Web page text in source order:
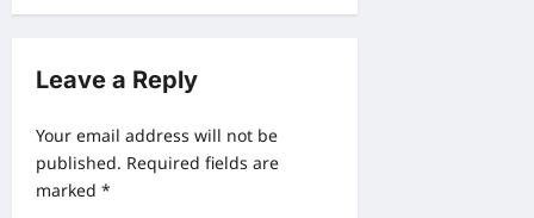
a
i
g
a
t
Leave a Reply
Your email address will not be
published. Required fields are
marked *